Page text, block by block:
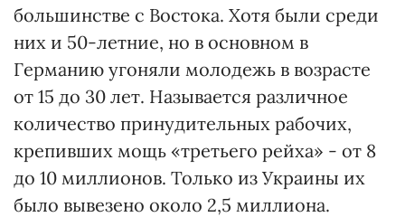
большинстве с Востока. Хотя были среди
них и 50-летние, но в основном в
Германию угоняли молодежь в возрасте
от 15 до 30 лет. Называется различное
количество принудительных рабочих,
крепивших мощь «третьего рейха» - от 8
до 10 миллионов. Только из Украины их
было вывезено около 2,5 миллиона.